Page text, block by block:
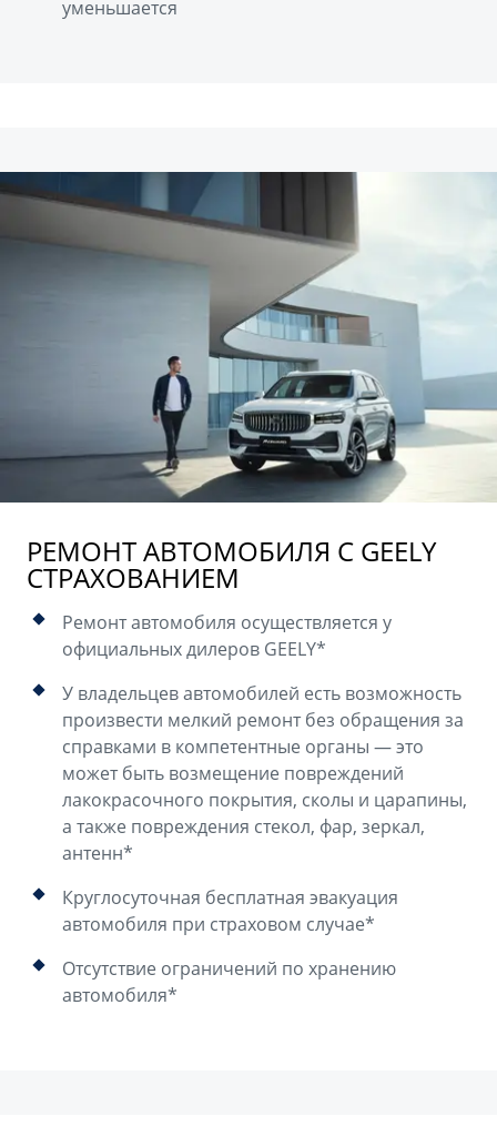
уменьшается
РЕМОНТ АВТОМОБИЛЯ С GEELY
СТРАХОВАНИЕМ
Ремонт автомобиля осуществляется у
официальных дилеров GEELY*
У владельцев автомобилей есть возможность
произвести мелкий ремонт без обращения за
справками в компетентные органы — это
может быть возмещение повреждений
лакокрасочного покрытия, сколы и царапины,
а также повреждения стекол, фар, зеркал,
антенн*
Круглосуточная бесплатная эвакуация
автомобиля при страховом случае*
Отсутствие ограничений по хранению
автомобиля*